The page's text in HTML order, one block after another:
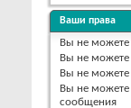
Ваши права
Вы не можете
Вы не можете
Вы не можете
Вы не можете
сообщения